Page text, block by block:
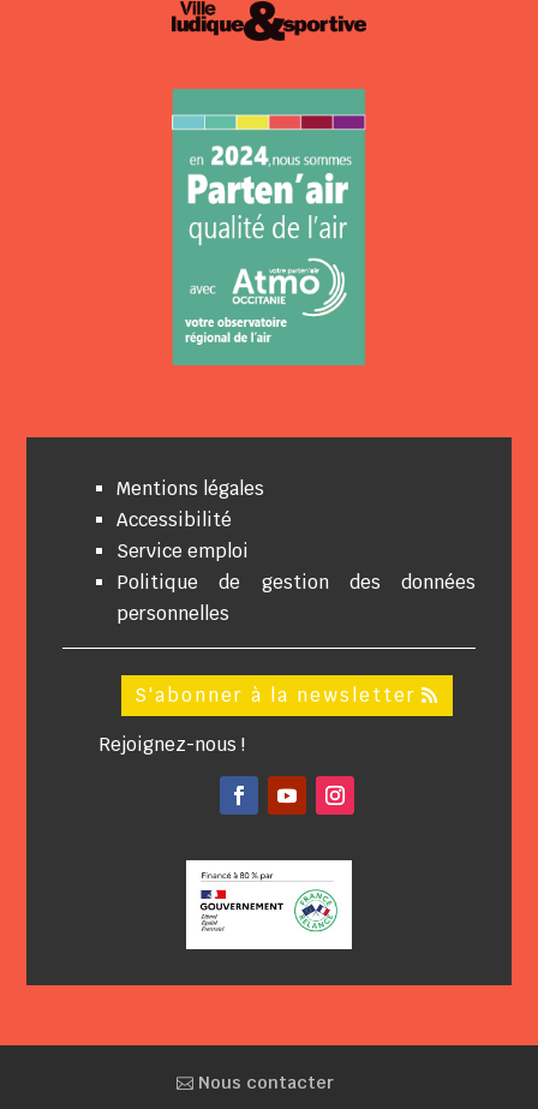
Mentions légales
Accessibilité
Service emploi
Politique de gestion des données
personnelles
S'abonner à la newsletter
Rejoignez-nous !
Nous contacter